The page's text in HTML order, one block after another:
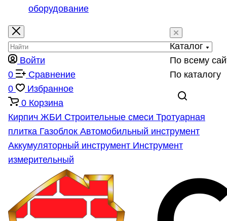
оборудование
Каталог
По всему
По каталогу
Войти
0
Сравнение
0
Избранное
0 Корзина
Кирпич ЖБИ Строительные смеси Тротуарная
плитка Газоблок Автомобильный инструмент
Аккумуляторный инструмент Инструмент
измерительный